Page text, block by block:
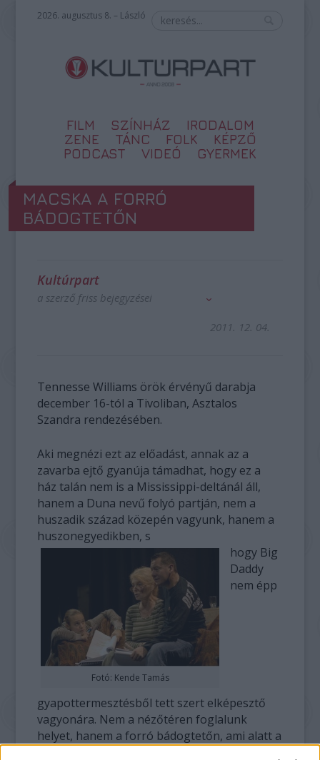
2026. augusztus 8. – László
FILM SZÍNHÁZ
IRODALOM
ZENE
TÁNC FOLK
KÉPZŐ
PODCAST
VIDEÓ GYERMEK
MACSKA A FORRÓ
BÁDOGTETŐN
Kultúrpart
a szerző friss bejegyzései
2011. 12. 04.
Tennesse Williams örök érvényű darabja
december 16-tól a Tivoliban, Asztalos
Szandra rendezésében.
Aki megnézi ezt az előadást, annak az a
zavarba ejtő gyanúja támadhat, hogy ez a
ház talán nem is a Mississippi-deltánál áll,
hanem a Duna nevű folyó partján, nem a
huszadik század közepén vagyunk, hanem a
huszonegyedikben, s
Fotó: Kende Tamás
hogy Big
Daddy
nem épp
gyapottermesztésből tett szert elképesztő
vagyonára. Nem a nézőtéren foglalunk
helyet, hanem a forró bádogtetőn, ami alatt a